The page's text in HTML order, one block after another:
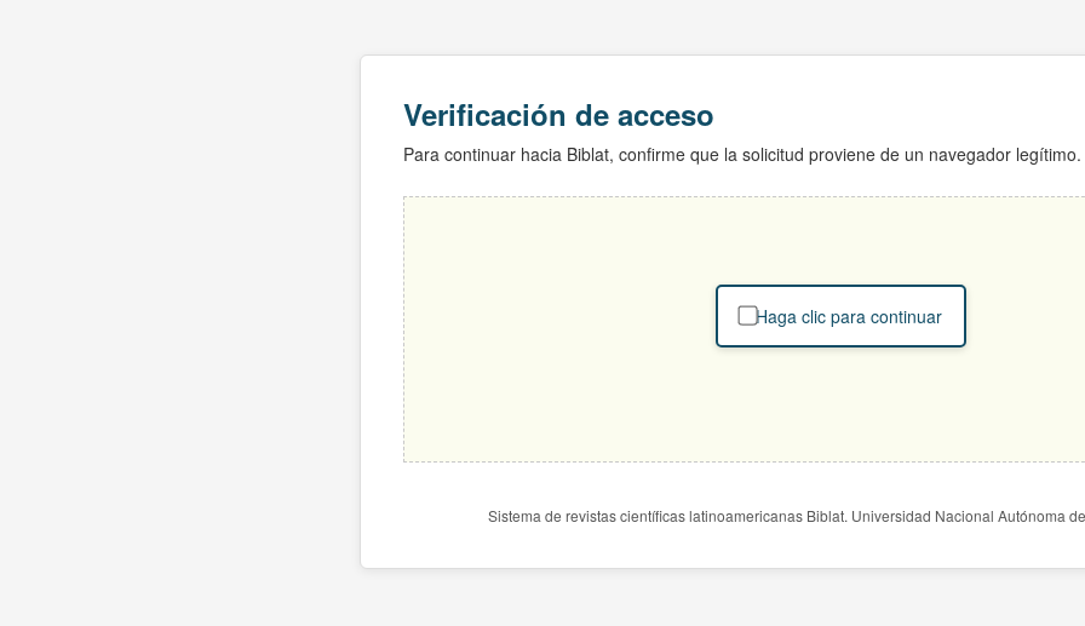
Verificación de acceso
Para continuar hacia Biblat, confirme que la solicitud proviene de un navegador legítimo.
Haga clic para continuar
Sistema de revistas científicas latinoamericanas Biblat. Universidad Nacional Autónoma